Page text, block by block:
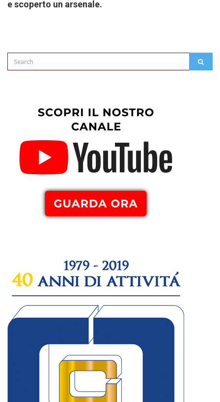
e scoperto un arsenale.
Search
for: